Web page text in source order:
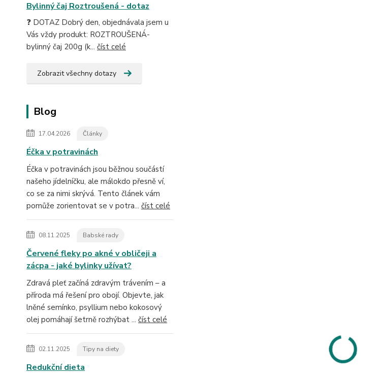
Bylinný čaj Roztroušená - dotaz
❓ DOTAZ Dobrý den, objednávala jsem u
Vás vždy produkt: ROZTROUŠENÁ-
bylinný čaj 200g (k... číst celé
Zobrazit všechny dotazy
Blog
17.04.2026 Články
Éčka v potravinách
Éčka v potravinách jsou běžnou součástí
našeho jídelníčku, ale málokdo přesně ví,
co se za nimi skrývá. Tento článek vám
pomůže zorientovat se v potra... číst celé
08.11.2025 Babské rady
Červené fleky po akné v obličeji a
zácpa - jaké bylinky užívat?
Zdravá pleť začíná zdravým trávením – a
příroda má řešení pro obojí. Objevte, jak
lněné semínko, psyllium nebo kokosový
olej pomáhají šetrně rozhýbat ... číst celé
02.11.2025 Tipy na diety
Redukční dieta